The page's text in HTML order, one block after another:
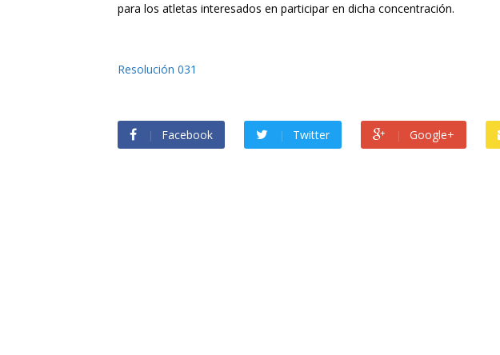
para los atletas interesados en participar en dicha concentración.
Resolución 031
Facebook Twitter Google+